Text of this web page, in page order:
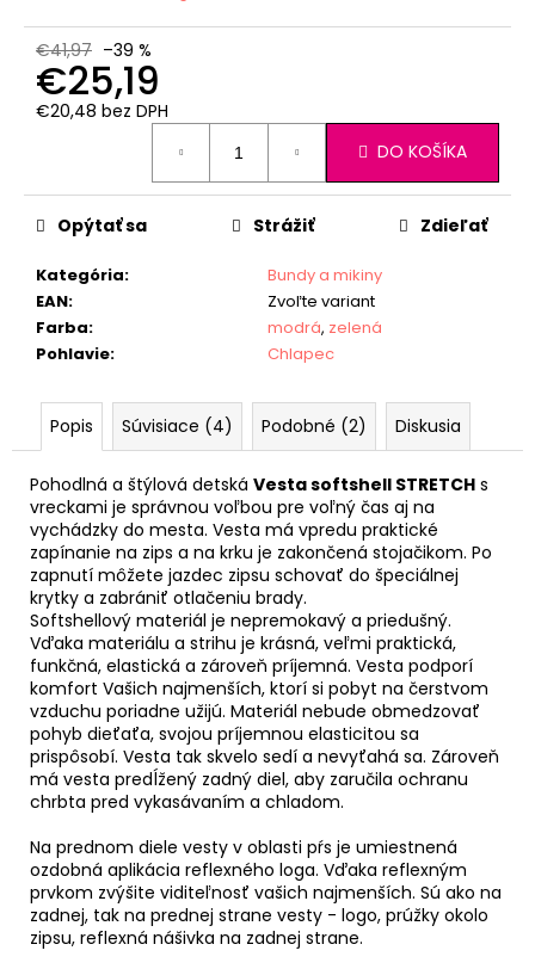
€41,97 –39 %
€25,19
€20,48 bez DPH
DO KOŠÍKA
Kategória:
Bundy a mikiny
EAN:
Zvoľte variant
Farba: modrá, zelená
Pohlavie: Chlapec
Opýtať sa Strážiť Zdieľať
Popis Súvisiace (4) Podobné (2) Diskusia
Pohodlná a štýlová detská Vesta softshell STRETCH s
vreckami je správnou voľbou pre voľný čas aj na
vychádzky do mesta. Vesta má vpredu praktické
zapínanie na zips a na krku je zakončená stojačikom. Po
zapnutí môžete jazdec zipsu schovať do špeciálnej
krytky a zabrániť otlačeniu brady.
Softshellový materiál je nepremokavý a priedušný.
Vďaka materiálu a strihu je krásná, veľmi praktická,
funkčná, elastická a zároveň príjemná. Vesta podporí
komfort Vašich najmenších, ktorí si pobyt na čerstvom
vzduchu poriadne užijú. Materiál nebude obmedzovať
pohyb dieťaťa, svojou príjemnou elasticitou sa
prispôsobí. Vesta tak skvelo sedí a nevyťahá sa. Zároveň
má vesta predĺžený zadný diel, aby zaručila ochranu
chrbta pred vykasávaním a chladom.
Na prednom diele vesty v oblasti pŕs je umiestnená
ozdobná aplikácia reflexného loga. Vďaka reflexným
prvkom zvýšite viditeľnosť vašich najmenších. Sú ako na
zadnej, tak na prednej strane vesty - logo, prúžky okolo
zipsu, reflexná nášivka na zadnej strane.